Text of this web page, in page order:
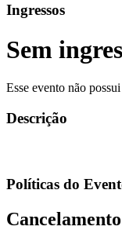
Ingressos
Sem
Esse evento não
Descrição
Políticas do